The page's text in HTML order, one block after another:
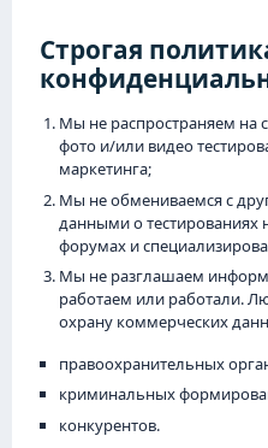
Строгая
Мы не распространяем на
фото и/или видео
маркетинга;
Мы не обмениваемся с
данными о тестированиях
форумах и
Мы не разглашаем
работаем или работали.
охрану коммерческих
правоохранительных
криминальных
конкурентов.